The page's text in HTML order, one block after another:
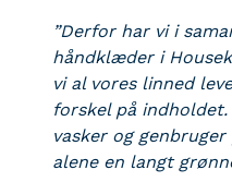
”Derfor har vi i
håndklæder i
vi al vores linned
forskel på
vasker og
alene en langt